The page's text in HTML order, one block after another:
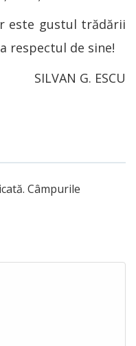
este gustul trădării
respectul de sine!
SILVAN G. ESCU
Câmpurile